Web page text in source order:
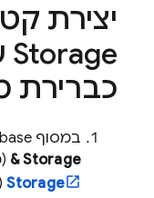
יצירת
Storage
כברירת
במסוף
& Storage
Storage